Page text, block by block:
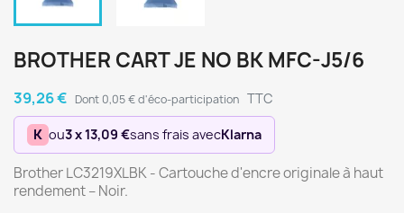
BROTHER CART JE NO BK MFC-J5/6
39,26 € Dont 0,05 € d'éco-participation TTC
K ou3 x 13,09 €sans frais avecKlarna
Brother LC3219XLBK - Cartouche d'encre originale à haut
rendement – Noir.